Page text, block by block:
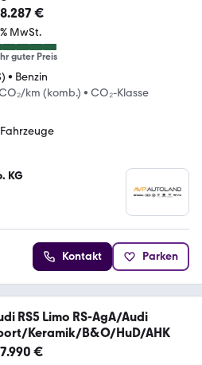
€
MwSt.
guter Preis
• Benzin
km (komb.) • CO₂-Klasse
KG
Kontakt Parken
RS5 Limo RS-AgA/Audi
Keramik/B&O/HuD/AHK
€